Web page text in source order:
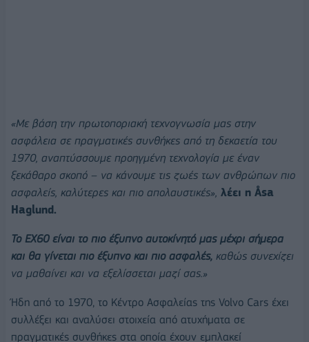
«Με βάση την πρωτοποριακή τεχνογνωσία μας στην
ασφάλεια σε πραγματικές συνθήκες από τη δεκαετία του
1970, αναπτύσσουμε προηγμένη τεχνολογία με έναν
ξεκάθαρο σκοπό – να κάνουμε τις ζωές των ανθρώπων πιο
ασφαλείς, καλύτερες και πιο απολαυστικές», λέει η Åsa
Haglund.
Το EX60 είναι το πιο έξυπνο αυτοκίνητό μας μέχρι σήμερα
και θα γίνεται πιο έξυπνο και πιο ασφαλές, καθώς συνεχίζει
να μαθαίνει και να εξελίσσεται μαζί σας.»
Ήδη από το 1970, το Κέντρο Ασφαλείας της Volvo Cars έχει
συλλέξει και αναλύσει στοιχεία από ατυχήματα σε
πραγματικές συνθήκες στα οποία έχουν εμπλακεί